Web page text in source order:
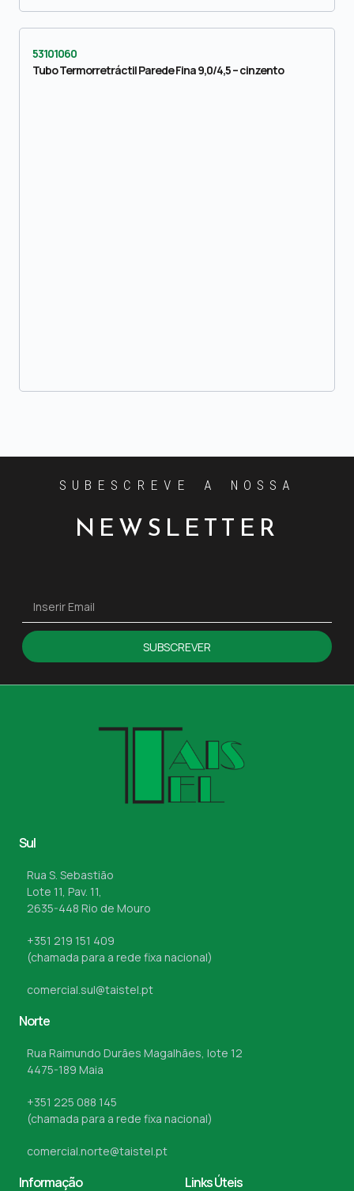
53101060
Tubo Termorretráctil Parede Fina 9,0/4,5 – cinzento
SUBESCREVE A NOSSA
NEWSLETTER
SUBSCREVER
Sul
Rua S. Sebastião
Lote 11, Pav. 11,
2635-448 Rio de Mouro
+351 219 151 409
(chamada para a rede fixa nacional)
comercial.sul@taistel.pt
Norte
Rua Raimundo Durães Magalhães, lote 12
4475-189 Maia
+351 225 088 145
(chamada para a rede fixa nacional)
comercial.norte@taistel.pt
Informação Links Úteis